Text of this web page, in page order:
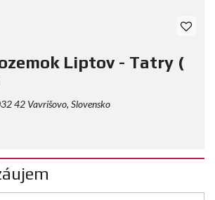
Liptov - Tatry (
42 Vavrišovo, Slovensko